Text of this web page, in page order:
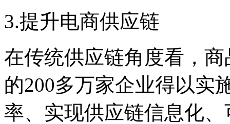
3.提升电商供应链
在传统供应链角度看，
的200多万家企业得以实
率、实现供应链信息化